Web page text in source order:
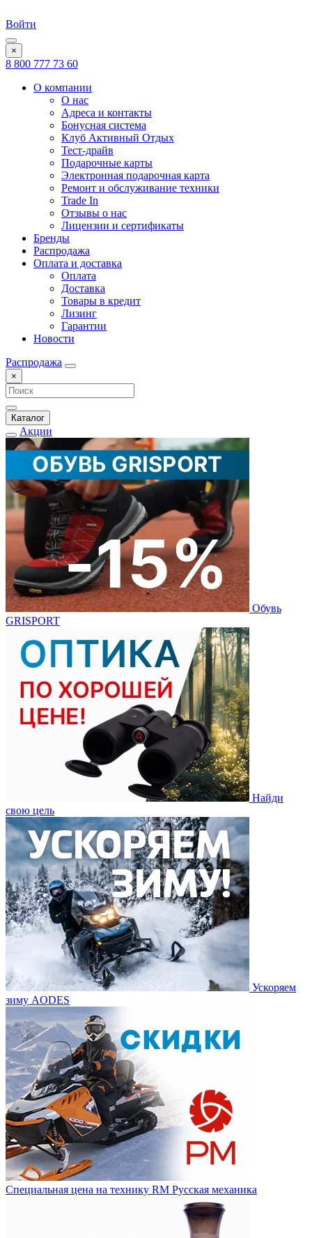
Войти
×
8 800 777 73 60
О компании
О нас
Адреса и контакты
Бонусная система
Клуб Активный Отдых
Тест-драйв
Подарочные карты
Электронная подарочная карта
Ремонт и обслуживание техники
Trade In
Отзывы о нас
Лицензии и сертификаты
Бренды
Распродажа
Оплата и доставка
Оплата
Доставка
Товары в кредит
Лизинг
Гарантии
Новости
Распродажа
×
Каталог
Акции
Обувь
GRISPORT
Найди
свою цель
Ускоряем
зиму AODES
Специальная цена на технику RM Русская механика